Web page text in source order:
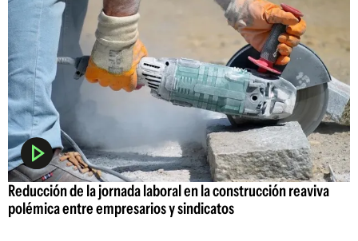
Reducción de la jornada laboral en la construcción reaviva
polémica entre empresarios y sindicatos